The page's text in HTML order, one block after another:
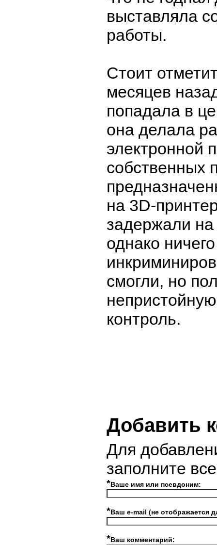
выставляла
работы.
Стоит
месяцев
попадала в
она делала
электронной
собственных
на 3D-
задержали на
однако ничего
смогли, но
контроль.
Добавить
Для
заполните
*Ваше имя или псевдоним:
*Ваш e-mail (не отображается
*Ваш комментарий: